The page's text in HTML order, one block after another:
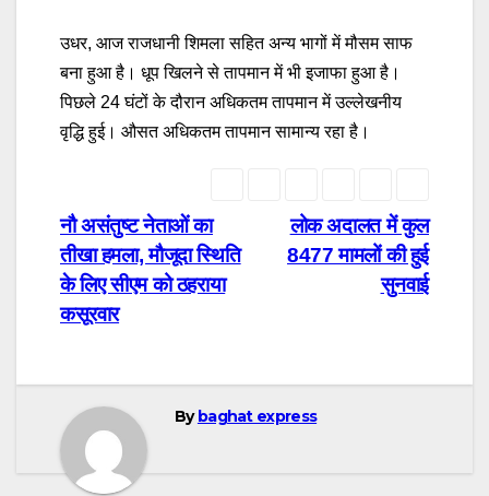
उधर, आज राजधानी शिमला सहित अन्य भागों में मौसम साफ
बना हुआ है। धूप खिलने से तापमान में भी इजाफा हुआ है।
पिछले 24 घंटों के दौरान अधिकतम तापमान में उल्लेखनीय
वृद्धि हुई। औसत अधिकतम तापमान सामान्य रहा है।
Post
navigation
लोक अदालत में कुल
8477 मामलों की हुई
सुनवाई
नौ असंतुष्ट नेताओं का
तीखा हमला, मौजूदा स्थिति
के लिए सीएम को ठहराया
कसूरवार
Bybaghat express